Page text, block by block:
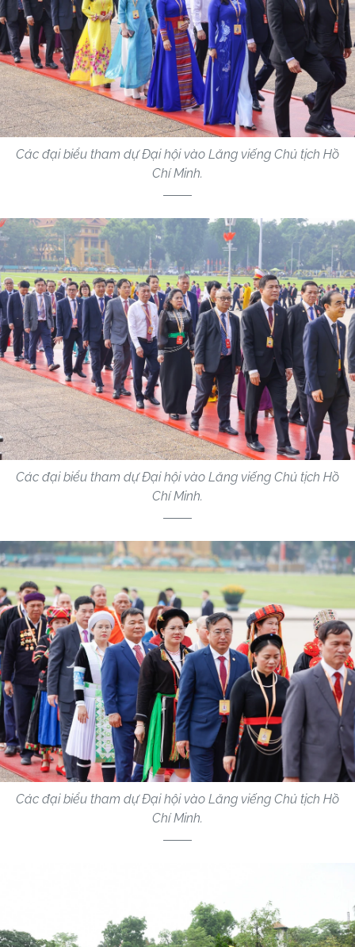
Các đại biểu tham dự Đại hội vào Lăng viếng Chủ tịch Hồ
Chí Minh.
Các đại biểu tham dự Đại hội vào Lăng viếng Chủ tịch Hồ
Chí Minh.
Các đại biểu tham dự Đại hội vào Lăng viếng Chủ tịch Hồ
Chí Minh.